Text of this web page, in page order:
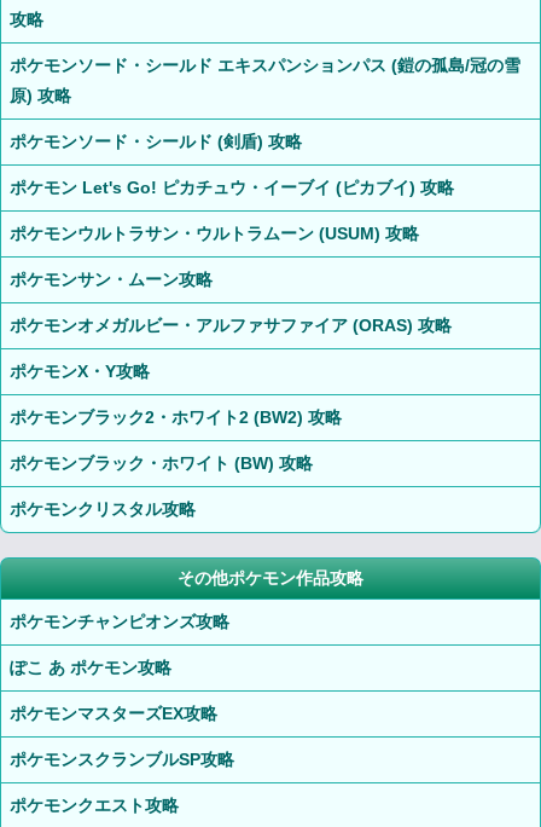
攻略
ポケモンソード・シールド エキスパンションパス (鎧の孤島/冠の雪
原) 攻略
ポケモンソード・シールド (剣盾) 攻略
ポケモン Let's Go! ピカチュウ・イーブイ (ピカブイ) 攻略
ポケモンウルトラサン・ウルトラムーン (USUM) 攻略
ポケモンサン・ムーン攻略
ポケモンオメガルビー・アルファサファイア (ORAS) 攻略
ポケモンX・Y攻略
ポケモンブラック2・ホワイト2 (BW2) 攻略
ポケモンブラック・ホワイト (BW) 攻略
ポケモンクリスタル攻略
その他ポケモン作品攻略
ポケモンチャンピオンズ攻略
ぽこ あ ポケモン攻略
ポケモンマスターズEX攻略
ポケモンスクランブルSP攻略
ポケモンクエスト攻略